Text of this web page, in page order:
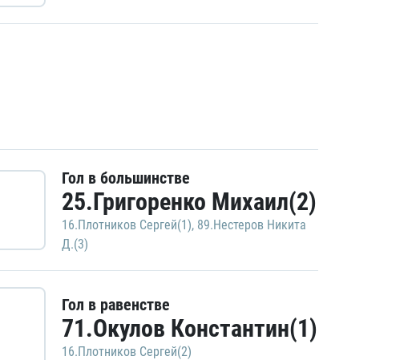
Гол в большинстве
25.Григоренко Михаил(2)
16.Плотников Сергей(1), 89.Нестеров Никита
Д.(3)
Гол в равенстве
71.Окулов Константин(1)
16.Плотников Сергей(2)